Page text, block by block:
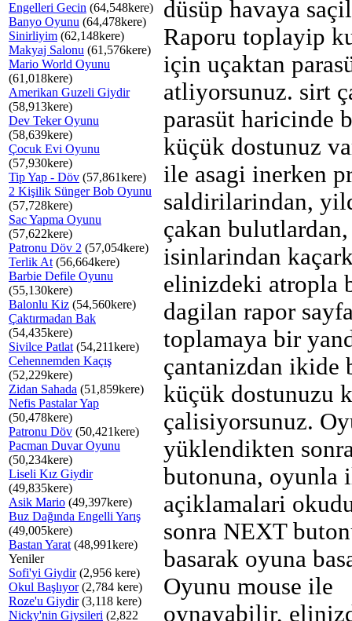
Engelleri Gecin (64,548kere)
Banyo Oyunu (64,478kere)
Sinirliyim (62,148kere)
Makyaj Salonu (61,576kere)
Mario World Oyunu
(61,018kere)
Amerikan Guzeli Giydir
(58,913kere)
Dev Teker Oyunu
(58,639kere)
Çocuk Evi Oyunu
(57,930kere)
Tip Yap - Döv (57,861kere)
2 Kişilik Sünger Bob Oyunu
(57,728kere)
Sac Yapma Oyunu
(57,622kere)
Patronu Döv 2 (57,054kere)
Terlik At (56,664kere)
Barbie Defile Oyunu
(55,130kere)
Balonlu Kiz (54,560kere)
Çaktırmadan Bak
(54,435kere)
Sivilce Patlat (54,211kere)
Cehennemden Kaçış
(52,229kere)
Zidan Sahada (51,859kere)
Nefis Pastalar Yap
(50,478kere)
Patronu Döv (50,421kere)
Pacman Duvar Oyunu
(50,234kere)
Liseli Kız Giydir
(49,835kere)
Asik Mario (49,397kere)
Buz Dağında Engelli Yarış
(49,005kere)
Bastan Yarat (48,991kere)
Yeniler
Sofi'yi Giydir(2,956 kere)
Okul Başlıyor(2,784 kere)
Roze'u Giydir(3,118 kere)
Nicky'nin Giysileri (2,822
düsüp havaya
Raporu toplayip
için uçaktan
atliyorsunuz. sirt
parasüt haricinde
küçük dostunuz
ile asagi inerken
saldirilarindan,
çakan
isinlarindan
elinizdeki atropla
dagilan rapor
toplamaya bir
çantanizdan ikide
küçük dostunuzu
çalisiyorsunuz.
yüklendikten
butonuna, oyunla
açiklamalari
sonra NEXT
basarak oyuna
Oyunu mouse ile
oynayabilir,